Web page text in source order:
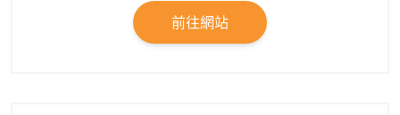
前往網站